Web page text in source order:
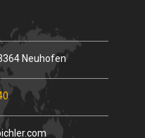
Neuhofen